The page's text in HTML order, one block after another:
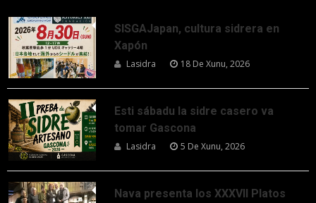
SISGAJapan, cultura sidrera en
Xapón
Lasidra 18 De Xunu, 2026
Esti sábadu la sidre casero va
tomar Gascona
Lasidra 5 De Xunu, 2026
Nava presenta los XXXVII Platos